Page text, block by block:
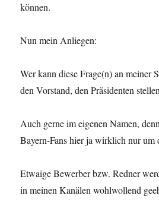
können.
Nun mein Anliegen:
Wer kann diese Frage(n) an meiner
den Vorstand, den Präsidenten
Auch gerne im eigenen Namen,
Bayern-Fans hier ja wirklich nur
Etwaige Bewerber bzw. Redner
in meinen Kanälen wohlwollend